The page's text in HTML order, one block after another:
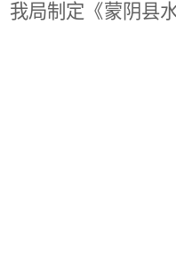
我局制定《蒙阴县